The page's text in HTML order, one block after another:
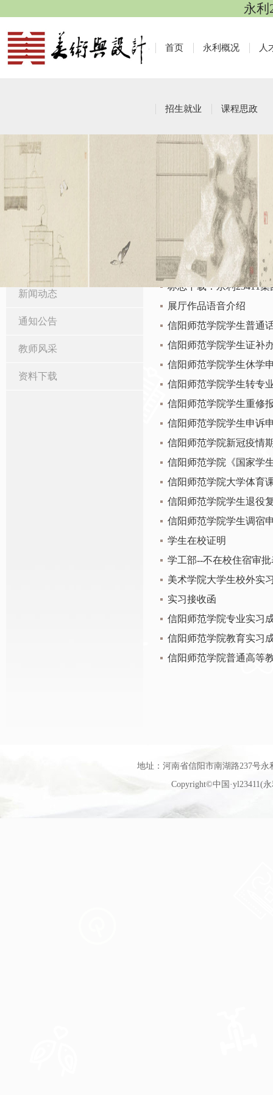
永利
首页 永利概况 人
招生就业 课程思政
栏目导航
新闻动态
通知公告
教师风采
资料下载
资料下载
标志下载：永利23411
展厅作品语音介绍
信阳师范学院学生普通
信阳师范学院学生证补
信阳师范学院学生休学
信阳师范学院学生转专
信阳师范学院学生重修
信阳师范学院学生申诉
信阳师范学院新冠疫情
信阳师范学院《国家学
信阳师范学院大学体育
信阳师范学院学生退役
信阳师范学院学生调宿
学生在校证明
学工部--不在校住宿审批
美术学院大学生校外实
实习接收函
信阳师范学院专业实习
信阳师范学院教育实习
信阳师范学院普通高等
地址：河南省信阳市南湖路237号永
Copyright©中国·yl23411(